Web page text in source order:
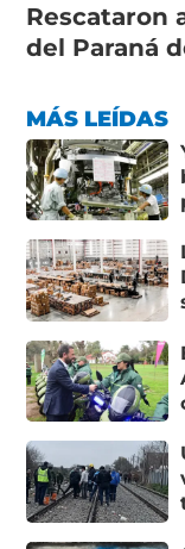
Rescataron
del Paraná
MÁS LEÍDAS